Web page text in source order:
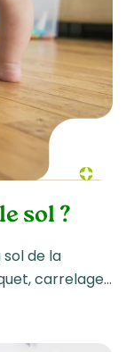
sol ?
de la
carrelage…